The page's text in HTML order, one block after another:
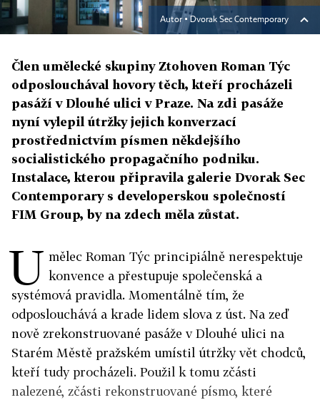
Autor ▪ Dvorak Sec Contemporary
Člen umělecké skupiny Ztohoven Roman Týc
odposlouchával hovory těch, kteří procházeli
pasáží v Dlouhé ulici v Praze. Na zdi pasáže
nyní vylepil útržky jejich konverzací
prostřednictvím písmen někdejšího
socialistického propagačního podniku.
Instalace, kterou připravila galerie Dvorak Sec
Contemporary s developerskou společností
FIM Group, by na zdech měla zůstat.
U mělec Roman Týc principiálně nerespektuje
konvence a přestupuje společenská a
systémová pravidla. Momentálně tím, že
odposlouchává a krade lidem slova z úst. Na zeď
nově zrekonstruované pasáže v Dlouhé ulici na
Starém Městě pražském umístil útržky vět chodců,
kteří tudy procházeli. Použil k tomu zčásti
nalezené, zčásti rekonstruované písmo, které